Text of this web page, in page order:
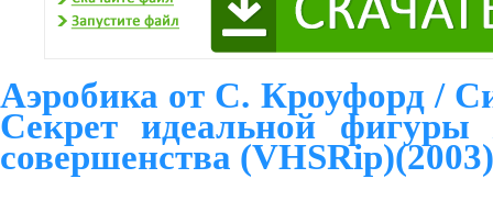
Аэробика от С. Кроуфорд /
Секрет идеальной
совершенства (VHSRip)(2003)